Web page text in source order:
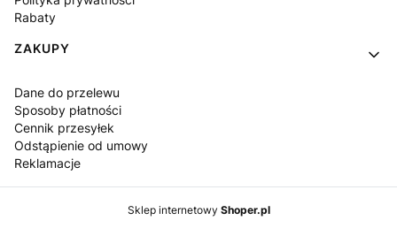
Rabaty
ZAKUPY
Dane do przelewu
Sposoby płatności
Cennik przesyłek
Odstąpienie od umowy
Reklamacje
Sklep internetowy Shoper.pl